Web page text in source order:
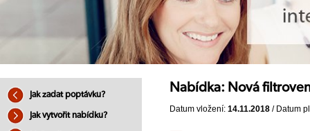
Jak zadat poptávku?
Jak vytvořit nabídku?
Nabídka: Nová
Datum vložení: 14.11.2018 / Datum